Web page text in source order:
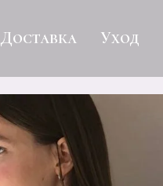
Доставка Уход